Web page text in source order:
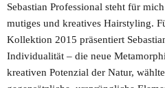
Sebastian Professional steht für
mutiges und kreatives Hairstyling.
Kollektion 2015 präsentiert
Individualität – die neue
kreativen Potenzial der Natur,